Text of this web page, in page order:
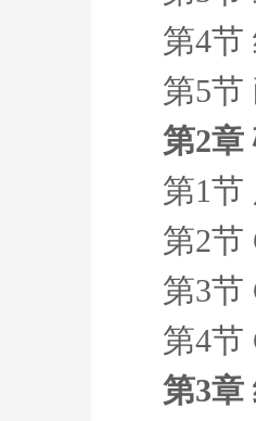
第4节
第5节
第2章
第1节
第2节
第3节
第4节
第3章